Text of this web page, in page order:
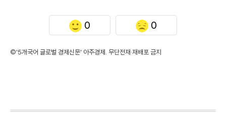
0 0
©'5개국어 글로벌 경제신문' 아주경제. 무단전재·재배포 금지